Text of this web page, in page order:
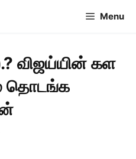
Menu
விஜய்யின் கள
தொடங்க